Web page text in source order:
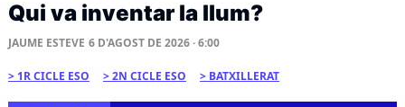
Qui va inventar la llum?
JAUME ESTEVE 6 D'AGOST DE 2026 · 6:00
1R CICLE ESO 2N CICLE ESO BATXILLERAT